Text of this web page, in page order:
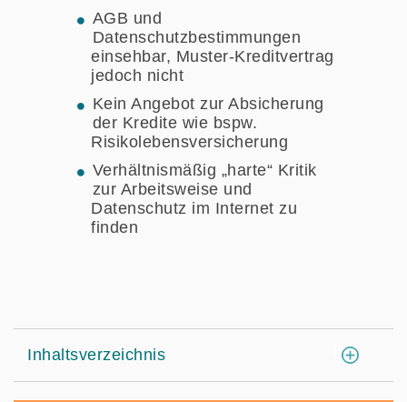
AGB und
Datenschutzbestimmungen
einsehbar, Muster-Kreditvertrag
jedoch nicht
Kein Angebot zur Absicherung
der Kredite wie bspw.
Risikolebensversicherung
Verhältnismäßig „harte“ Kritik
zur Arbeitsweise und
Datenschutz im Internet zu
finden
Inhaltsverzeichnis